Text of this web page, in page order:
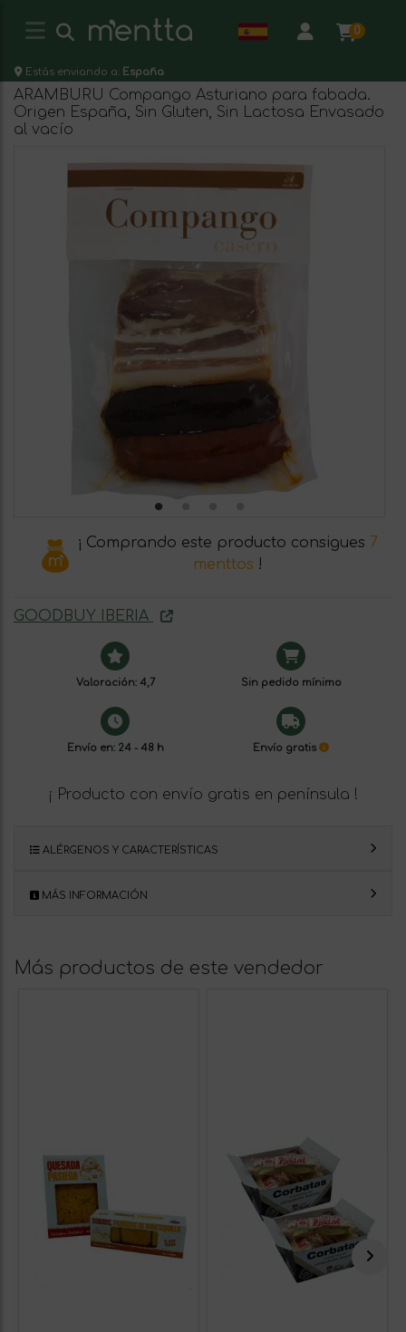
0
Estás enviando a: España
ARAMBURU Compango Asturiano para fabada.
Origen España, Sin Gluten, Sin Lactosa Envasado
al vacío
¡ Comprando este producto consigues 7
menttos !
GOODBUY IBERIA
Valoración: 4,7 Sin pedido mínimo
Envío en: 24 - 48 h Envío gratis
¡ Producto con envío gratis en península !
ALÉRGENOS Y CARACTERÍSTICAS
MÁS INFORMACIÓN
Más productos de este vendedor